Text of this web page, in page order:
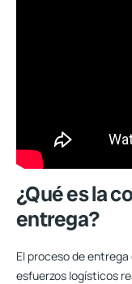
¿Qué es la
entrega?
El proceso de
esfuerzos logísticos